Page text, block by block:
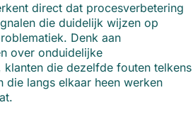
direct dat procesverbetering
die duidelijk wijzen op
Denk aan
over onduidelijke
die dezelfde fouten telkens
langs elkaar heen werken